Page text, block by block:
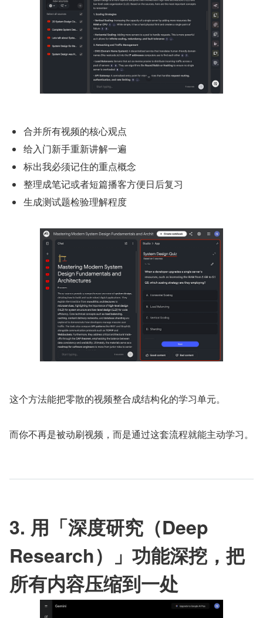
合并所有视频的核心观点
给入门新手重新讲解一遍
标出我必须记住的重点概念
整理成笔记或者短篇播客方便日后复习
生成测试题检验理解程度
这个方法能把零散的视频整合成结构化的学习单元。
而你不再是被动刷视频，而是通过这套流程就能主动学习。
3. 用「深度研究（Deep
Research）」功能深挖，把
所有内容压缩到一处